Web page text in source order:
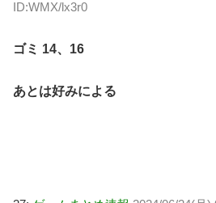
ID:WMX/lx3r0
ゴミ 14、16
あとは好みによる